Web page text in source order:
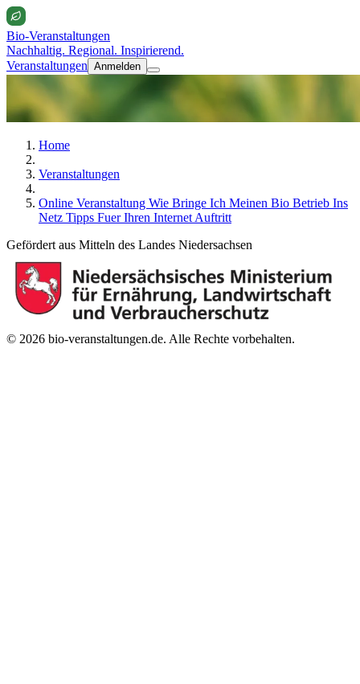
Bio-Veranstaltungen
Nachhaltig. Regional. Inspirierend.
Veranstaltungen Anmelden
Home
Veranstaltungen
Online Veranstaltung Wie Bringe Ich Meinen Bio Betrieb Ins
Netz Tipps Fuer Ihren Internet Auftritt
Gefördert aus Mitteln des Landes Niedersachsen
© 2026 bio-veranstaltungen.de. Alle Rechte vorbehalten.